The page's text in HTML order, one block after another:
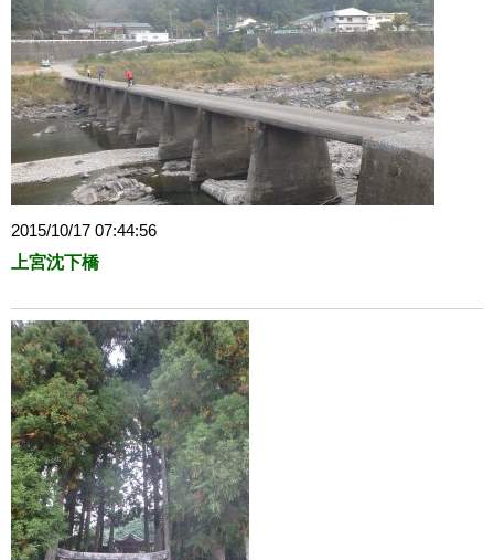
2015/10/17 07:44:56
上宮沈下橋